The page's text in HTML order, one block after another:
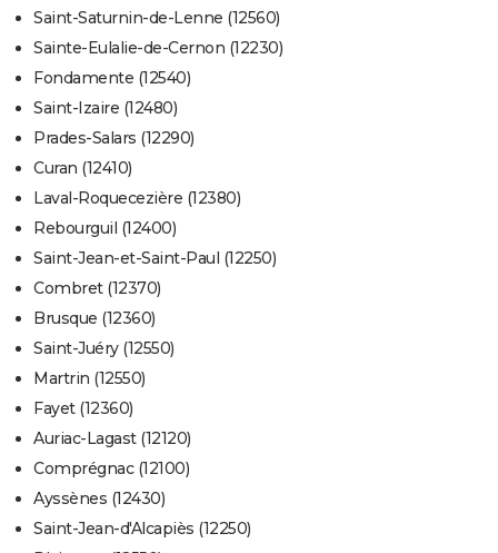
Saint-Saturnin-de-Lenne (12560)
Sainte-Eulalie-de-Cernon (12230)
Fondamente (12540)
Saint-Izaire (12480)
Prades-Salars (12290)
Curan (12410)
Laval-Roquecezière (12380)
Rebourguil (12400)
Saint-Jean-et-Saint-Paul (12250)
Combret (12370)
Brusque (12360)
Saint-Juéry (12550)
Martrin (12550)
Fayet (12360)
Auriac-Lagast (12120)
Comprégnac (12100)
Ayssènes (12430)
Saint-Jean-d'Alcapiès (12250)